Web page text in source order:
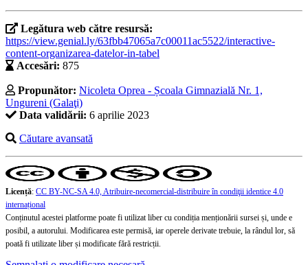
Legătura web către resursă:
https://view.genial.ly/63fbb47065a7c00011ac5522/interactive-
content-organizarea-datelor-in-tabel
Accesări: 875
Propunător: Nicoleta Oprea - Școala Gimnazială Nr. 1,
Ungureni (Galaţi)
Data validării: 6 aprilie 2023
Căutare avansată
Licență: CC BY-NC-SA 4.0, Atribuire-necomercial-distribuire în condiţii identice 4.0
internațional
Conținutul acestei platforme poate fi utilizat liber cu condiția menționării sursei și, unde e
posibil, a autorului. Modificarea este permisă, iar operele derivate trebuie, la rândul lor, să
poată fi utilizate liber și modificate fără restricții.